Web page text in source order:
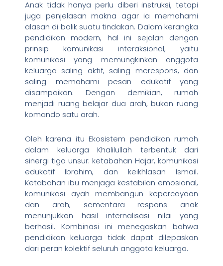
Anak tidak hanya perlu diberi instruksi, tetapi
juga penjelasan makna agar ia memahami
alasan di balik suatu tindakan. Dalam kerangka
pendidikan modern, hal ini sejalan dengan
prinsip komunikasi interaksional, yaitu
komunikasi yang memungkinkan anggota
keluarga saling aktif, saling merespons, dan
saling memahami pesan edukatif yang
disampaikan. Dengan demikian, rumah
menjadi ruang belajar dua arah, bukan ruang
komando satu arah.
Oleh karena itu Ekosistem pendidikan rumah
dalam keluarga Khalilullah terbentuk dari
sinergi tiga unsur: ketabahan Hajar, komunikasi
edukatif Ibrahim, dan keikhlasan Ismail.
Ketabahan ibu menjaga kestabilan emosional,
komunikasi ayah membangun kepercayaan
dan arah, sementara respons anak
menunjukkan hasil internalisasi nilai yang
berhasil. Kombinasi ini menegaskan bahwa
pendidikan keluarga tidak dapat dilepaskan
dari peran kolektif seluruh anggota keluarga.